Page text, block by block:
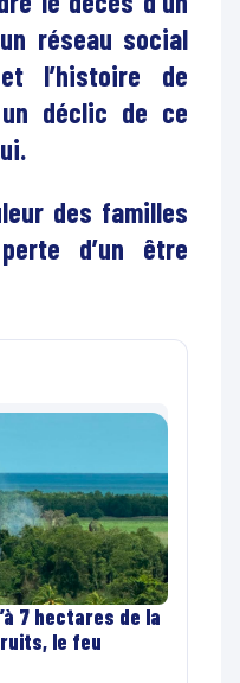
réseau social
l’histoire de
déclic de ce
des familles
d’un être
7 hectares de la
le feu